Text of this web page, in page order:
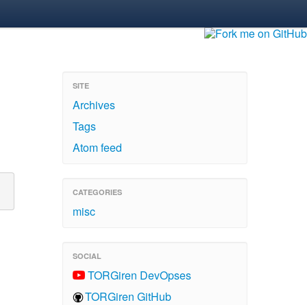
SITE
Archives
Tags
Atom feed
CATEGORIES
misc
SOCIAL
TORGiren DevOpses
TORGiren GitHub